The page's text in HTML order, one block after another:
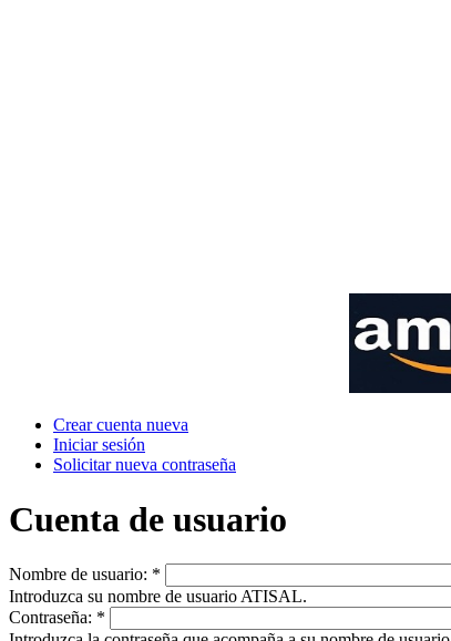
Crear cuenta nueva
Iniciar sesión
Solicitar nueva contraseña
Cuenta de usuario
Nombre de usuario: *
Introduzca su nombre de usuario ATISAL.
Contraseña: *